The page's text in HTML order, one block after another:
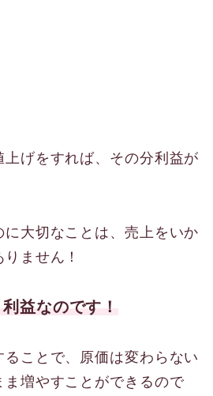
げをすれば、その分利益が
に大切なことは、売上をいか
ません！
益なのです！
ことで、原価は変わらない
増やすことができるので